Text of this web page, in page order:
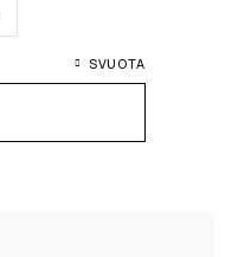
SVUOTA